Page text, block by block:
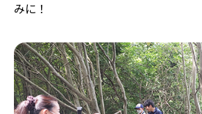
みに！